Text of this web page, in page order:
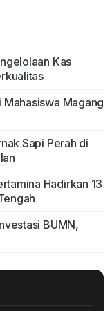
Kas
Mahasiswa Magang
Sapi Perah di
Hadirkan 13
BUMN,